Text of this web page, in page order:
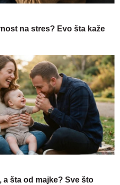
na stres? Evo šta kaže
a šta od majke? Sve što